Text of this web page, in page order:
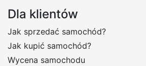
Dla klientów
Jak sprzedać samochód?
Jak kupić samochód?
Wycena samochodu